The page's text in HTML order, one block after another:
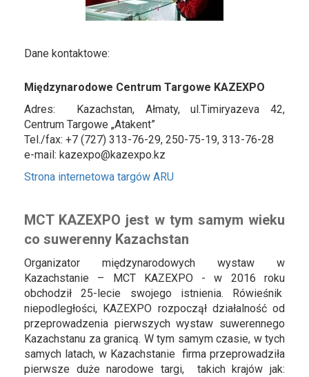
Dane kontaktowe:
Międzynarodowe Centrum Targowe KAZEXPO
Adres: Kazachstan, Ałmaty, ul.Timiryazeva 42,
Centrum Targowe „Atakent”​
Tel./fax: +7 (727) 313-76-29, 250-75-19, 313-76-28
e-mail: kazexpo@kazexpo.kz
Strona internetowa targów ARU
MCT KAZEXPO jest w tym samym wieku
co suwerenny Kazachstan
Organizator międzynarodowych wystaw w
Kazachstanie – MCT KAZEXPO - w 2016 roku
obchodził 25-lecie swojego istnienia. Rówieśnik
niepodległości, KAZEXPO rozpoczął działalność od
przeprowadzenia pierwszych wystaw suwerennego
Kazachstanu za granicą. W tym samym czasie, w tych
samych latach, w Kazachstanie firma przeprowadziła
pierwsze duże narodowe targi, takich krajów jak: